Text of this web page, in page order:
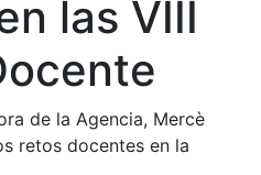
las VIII
de la Agencia, Mercè
retos docentes en la